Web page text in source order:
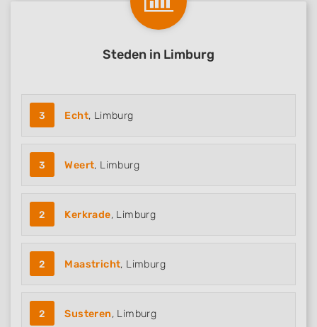
Steden in Limburg
3 Echt, Limburg
3 Weert, Limburg
2 Kerkrade, Limburg
2 Maastricht, Limburg
2 Susteren, Limburg